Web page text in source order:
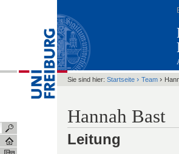
Sie sind hier: Startseite › Team ›
Hannah Bast
Leitung